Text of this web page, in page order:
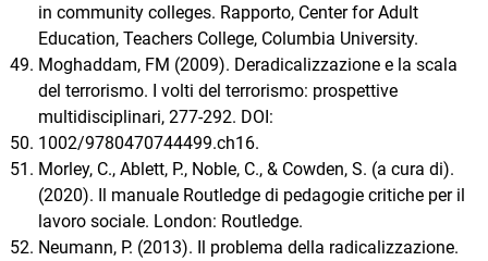
in community colleges. Rapporto, Center for Adult
Education, Teachers College, Columbia University.
Moghaddam, FM (2009). Deradicalizzazione e la scala
del terrorismo. I volti del terrorismo: prospettive
multidisciplinari, 277-292. DOI:
1002/9780470744499.ch16.
Morley, C., Ablett, P., Noble, C., & Cowden, S. (a cura di).
(2020). Il manuale Routledge di pedagogie critiche per il
lavoro sociale. London: Routledge.
Neumann, P. (2013). Il problema della radicalizzazione.